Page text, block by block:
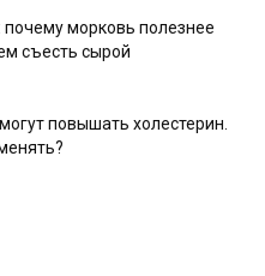
почему морковь полезнее
съесть сырой
повышать холестерин.